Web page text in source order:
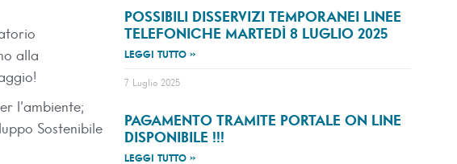
alla
l’ambiente;
Sostenibile
POSSIBILI DISSERVIZI TEMPORANEI LINEE
TELEFONICHE MARTEDÌ 8 LUGLIO 2025
LEGGI TUTTO »
7 Luglio 2025
PAGAMENTO TRAMITE PORTALE ON LINE
DISPONIBILE !!!
LEGGI TUTTO »